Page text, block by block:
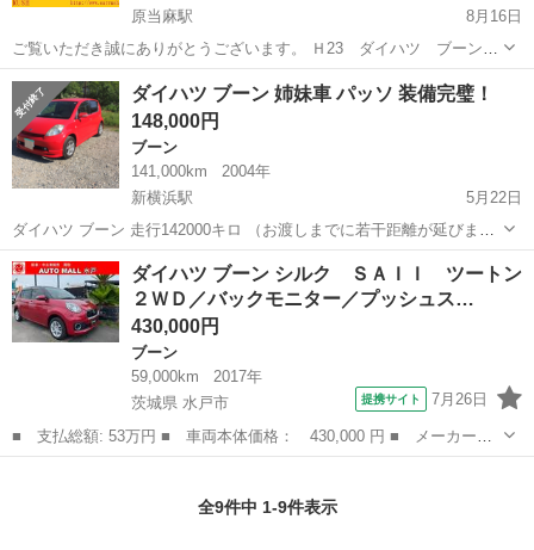
原当麻駅
8月16日
ご覧いただき誠にありがとうございます。 Ｈ23 ダイハツ ブーン
走行9万キロ ホワイト 外装は年式相応の小傷などございます。 室
内は比較的綺麗でシートの破れや嫌な匂いなどございません。 エンジ
ンの調子...
神奈川 相模原市 原当麻駅 ブーン
ダイハツ ブーン 姉妹車 パッソ 装備完璧！
148,000円
ブーン
141,000km
2004年
新横浜駅
5月22日
ダイハツ ブーン 走行142000キロ （お渡しまでに若干距離が延びま
す）車検29年8月まで 変な臭いはありません。 外装は、年式そうです
がつやつやしていて水も弾きます。 メーター交換はありません。修復
歴もありません。(...
神奈川 横浜市 新横浜駅
ダイハツ ブーン シルク ＳＡＩＩ ツートン
２ＷＤ／バックモニター／プッシュス…
430,000円
ブーン
59,000km
2017年
茨城県 水戸市
提携サイト 7月26日
■ 支払総額: 53万円 ■ 車両本体価格： 430,000 円 ■ メーカー
名： ダイハツ ■ 車種名： ブーン ■ グレード名： シルク Ｓ
全9件中 1-9件表示